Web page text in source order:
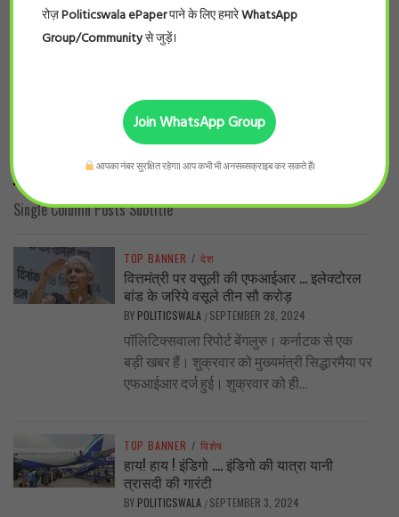
ARCHIVES
SINGLE COLUMN POSTS
Single Column Posts Subtitle
TOP BANNER / देश
वित्तमंत्री पर वसूली की एफआईआर … इलेक्टोरल
बांड के जरिये वसूले तीन सौ करोड़
BY POLITICSWALA / SEPTEMBER 28, 2024
पॉलिटिक्सवाला रिपोर्ट बेंगलुरु। कर्नाटक से एक
बड़ी खबर हैं। शुक्रवार को मुख्यमंत्री सिद्धारमैया पर
एफआईआर दर्ज हुई। शुक्रवार को ही...
TOP BANNER / विशेष
हाय! हाय ! इंडिगो …. इंडिगो की यात्रा यानी
त्रासदी की गारंटी
BY POLITICSWALA / SEPTEMBER 3, 2024
रोज़Politicswala ePaperपाने के लिए हमारेWhatsApp
Group/Communityसे जुड़ें।
Join WhatsApp Group
आपका नंबर सुरक्षित रहेगा। आप कभी भी अनसब्सक्राइब कर सकते हैं।